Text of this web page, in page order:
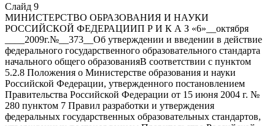
Слайд 9
МИНИСТЕРСТВО ОБРАЗОВАНИЯ И НАУКИ
РОССИЙСКОЙ ФЕДЕРАЦИИП Р И К А З «6»__октября
____2009г.№__373__Об утверждении и введении в действие
федерального государственного образовательного стандарта
начального общего образованияВ соответствии с пунктом
5.2.8 Положения о Министерстве образования и науки
Российской Федерации, утвержденного постановлением
Правительства Российской Федерации от 15 июня 2004 г. №
280 пунктом 7 Правил разработки и утверждения
федеральных государственных образовательных стандартов,